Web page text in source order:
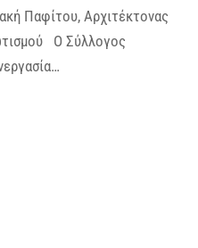
Παφίτου, Αρχιτέκτονας
Ο Σύλλογος